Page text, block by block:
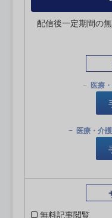
配信後一定期間の
医療
医療・介
無料記事閲覧